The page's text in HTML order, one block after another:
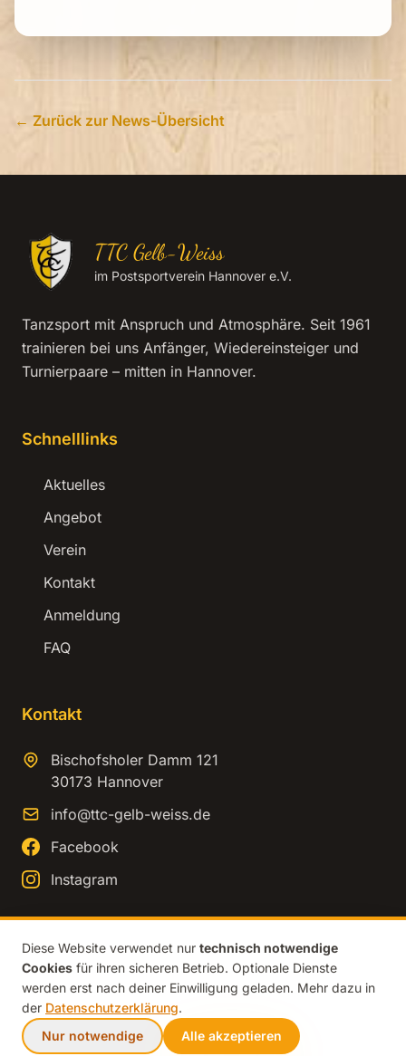
← Zurück zur News-Übersicht
TTC Gelb-Weiss
im Postsportverein Hannover e.V.
Tanzsport mit Anspruch und Atmosphäre. Seit 1961
trainieren bei uns Anfänger, Wiedereinsteiger und
Turnierpaare – mitten in Hannover.
Schnelllinks
Aktuelles
Angebot
Verein
Kontakt
Anmeldung
FAQ
Kontakt
Bischofsholer Damm 121
30173 Hannover
info@ttc-gelb-weiss.de
Facebook
Instagram
© 2026 TTC Gelb-Weiss Hannover. Alle Rechte vorbehalten.
Impressum
Diese Website verwendet nur technisch notwendige
Cookies für ihren sicheren Betrieb. Optionale Dienste
werden erst nach deiner Einwilligung geladen. Mehr dazu in
der Datenschutzerklärung.
Nur notwendige
Alle akzeptieren